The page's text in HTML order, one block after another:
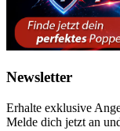
Newsletter
Erhalte exklusive
Melde dich jetzt an